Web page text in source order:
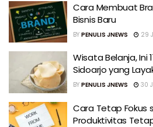
Cara Membuat
Bisnis Baru
BY PENULIS JNEWS 29
Wisata Belanja, Ini
Sidoarjo yang
BY PENULIS JNEWS 30
Cara Tetap Fokus
Produktivitas